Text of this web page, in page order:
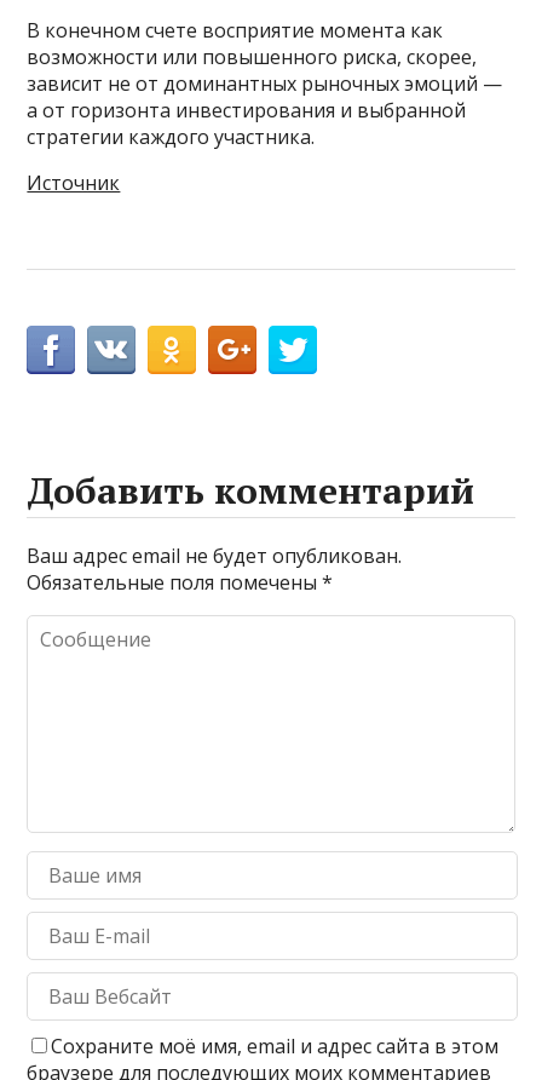
В конечном счете восприятие момента как
возможности или повышенного риска, скорее,
зависит не от доминантных рыночных эмоций —
а от горизонта инвестирования и выбранной
стратегии каждого участника.
Источник
Добавить комментарий
Ваш адрес email не будет опубликован.
Обязательные поля помечены*
Сохраните моё имя, email и адрес сайта в этом
браузере для последующих моих комментариев